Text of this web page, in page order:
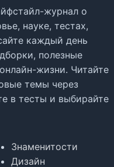
журнал о
науке, тестах,
каждый день
полезные
жизни. Читайте
темы через
в тесты и выбирайте
Знаменитости
Дизайн